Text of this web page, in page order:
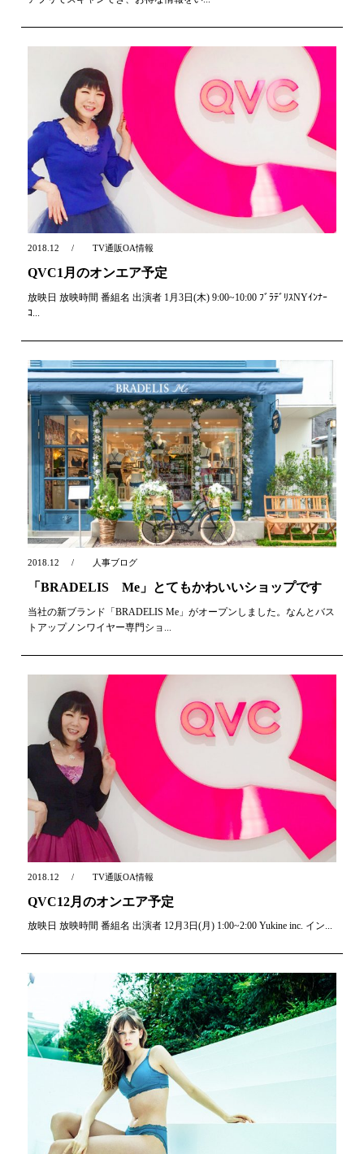
2018.12 TV通販OA情報
QVC1月のオンエア予定
放映日 放映時間 番組名 出演者 1月3日(木) 9:00~10:00 ﾌﾞﾗﾃﾞﾘｽNYｲﾝﾅｰ
ｺ...
2018.12 人事ブログ
「BRADELIS Me」とてもかわいいショップです
当社の新ブランド「BRADELIS Me」がオープンしました。なんとバス
トアップノンワイヤー専門ショ...
2018.12 TV通販OA情報
QVC12月のオンエア予定
放映日 放映時間 番組名 出演者 12月3日(月) 1:00~2:00 Yukine inc. イン...